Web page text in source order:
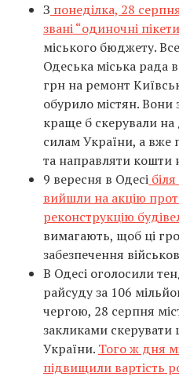
З понеділка, 28
звані “одиночні
міського бюджету.
Одеська міська рада
грн на ремонт
обурило містян.
краще б скерували
силам України, а вже
та направляти кошти
9 вересня в Одесі
вийшли на акцію
реконструкцію
вимагають, щоб ці
забезпечення
В Одесі оголосили
райсуду за 106
чергою, 28 серпня
закликами скерувати
України. Того ж дня
підвищили вартість